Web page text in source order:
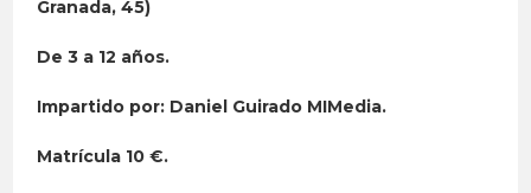
Granada, 45)
De 3 a 12 años.
Impartido por: Daniel Guirado MIMedia.
Matrícula 10 €.